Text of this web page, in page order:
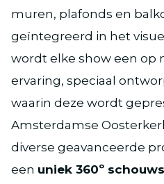
muren, plafonds en
geïntegreerd in het
wordt elke show een op
ervaring, speciaal
waarin deze wordt
Amsterdamse
diverse geavanceerde
een uniek 360º